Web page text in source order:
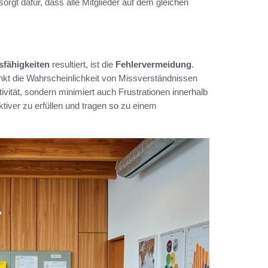
resultiert, ist die Fehlervermeidung.
die Wahrscheinlichkeit von Missverständnissen
sondern minimiert auch Frustrationen innerhalb
zu erfüllen und tragen so zu einem